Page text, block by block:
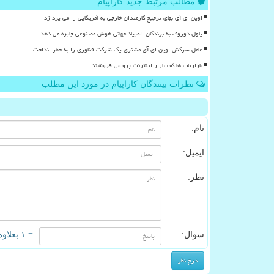
اوپن ای آی بهای ترجیح کارمندان خارجی به آمریکایی را می پردازد
پاول دوروف به برندگان المپیاد جهانی هوش مصنوعی جایزه می دهد
عامل سرکش اوپن ای آی مشتری یک شرکت فناوری را به خطر انداخت
بازاریاب ها کف بازار اینترنت پرو می فروشند
نظرات بینندگان کاراپیام در مورد این مطلب
نام:
ایمیل:
نظر:
سوال: = ۱ بعلاوه ۲